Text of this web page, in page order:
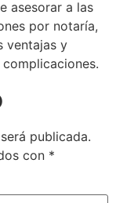
asesorar a las
por notaría,
ventajas y
publicada.
con *